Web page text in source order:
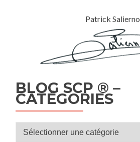
Patrick Salierno
BLOG SCP ® –
CATÉGORIES
Blog